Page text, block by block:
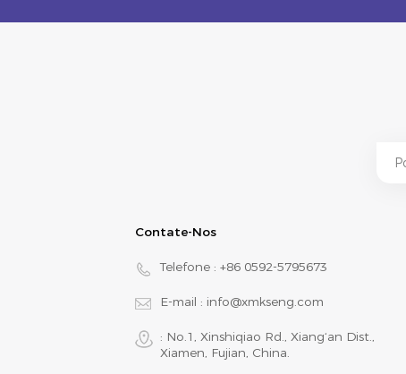
Contate-Nos
Telefone : +86 0592-5795673
E-mail : info@xmkseng.com
: No.1, Xinshiqiao Rd., Xiang‘an Dist.,
Xiamen, Fujian, China.